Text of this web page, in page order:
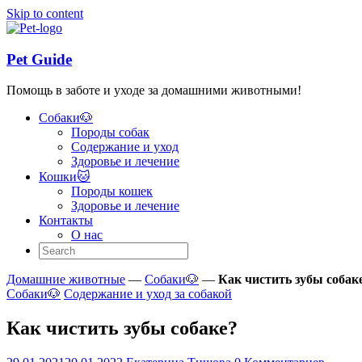
Skip to content
Pet Guide
Помощь в заботе и уходе за домашними животными!
Собаки🐶
Породы собак
Содержание и уход
Здоровье и лечение
Кошки🐱
Породы кошек
Здоровье и лечение
Контакты
О нас
Домашние животные — Собаки🐶 — Как чистить зубы
Собаки🐶 Содержание и уход за собакой
Как чистить зубы собаке?